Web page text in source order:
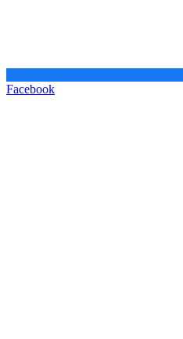
Facebook